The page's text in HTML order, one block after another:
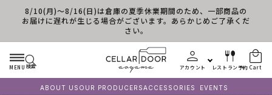
Skip to content
8/10(月)～8/16(日)は倉庫の夏季休業期間のため、一部商品の
お届けに遅れが生じる場合がございます。あらかじめご了承くだ
さい。
MENU 検索 アカウント レストラン予約 Cart
ABOUT US OUR PRODUCERSACCESSORIES EVENTS